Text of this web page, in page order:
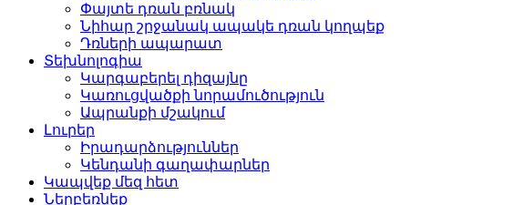
Փայտե դռան բռնակ
Նիհար շրջանակ ապակե դռան կողպեք
Դռների ապարատ
Տեխնոլոգիա
Կարգաբերել դիզայնը
Կառուցվածքի նորամուծություն
Ապրանքի մշակում
Լուրեր
Իրադարձություններ
Կենդանի գաղափարներ
Կապվեք մեզ հետ
Ներբեռնեք